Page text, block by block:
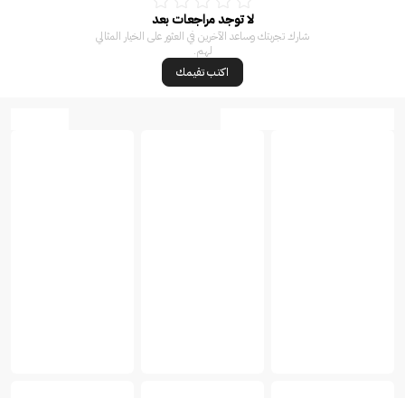
لا توجد مراجعات بعد
شارك تجربتك وساعد الآخرين في العثور على الخيار المثالي
لهم.
اكتب تقيمك